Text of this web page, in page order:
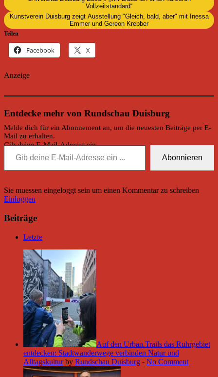
Vollzeitstandard“
Kunstverein Duisburg zeigt Ausstellung "Gleich, bald, aber" mit Inessa
Emmer und Gereon Krebber
Teilen
Facebook X
Anzeige
Entdecke mehr von Rundschau Duisburg
Melde dich für ein Abonnement an, um die neuesten Beiträge per E-
Mail zu erhalten.
Gib deine E-Mail-Adresse ein ...
Abonnieren
Sie muessen eingeloggt sein um einen Kommentar zu schreiben
Einloggen
Beiträge
Letzte
Auf den Urban.Trails das Ruhrgebiet
entdecken: Stadtwanderwege verbinden Natur und
Alltagskultur by Rundschau Duisburg - No Comment